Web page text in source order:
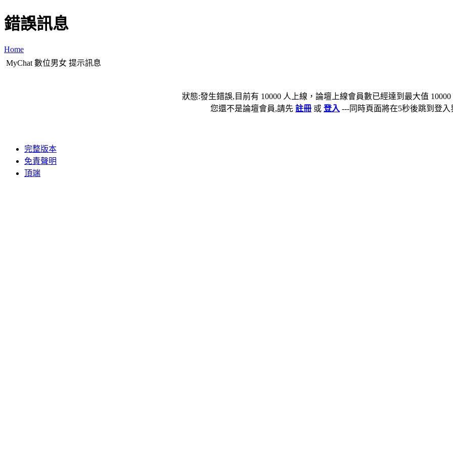
錯誤訊息
Home
MyChat 數位男女 提示訊息
狀態:發生錯誤,目前有 10000 人上線，論壇上線會員數已經達到最大值
您還不是論壇會員,請先 註冊 或 登入 ---同時頁面將在5秒後跳到登入
完整版本
免責聲明
頂端